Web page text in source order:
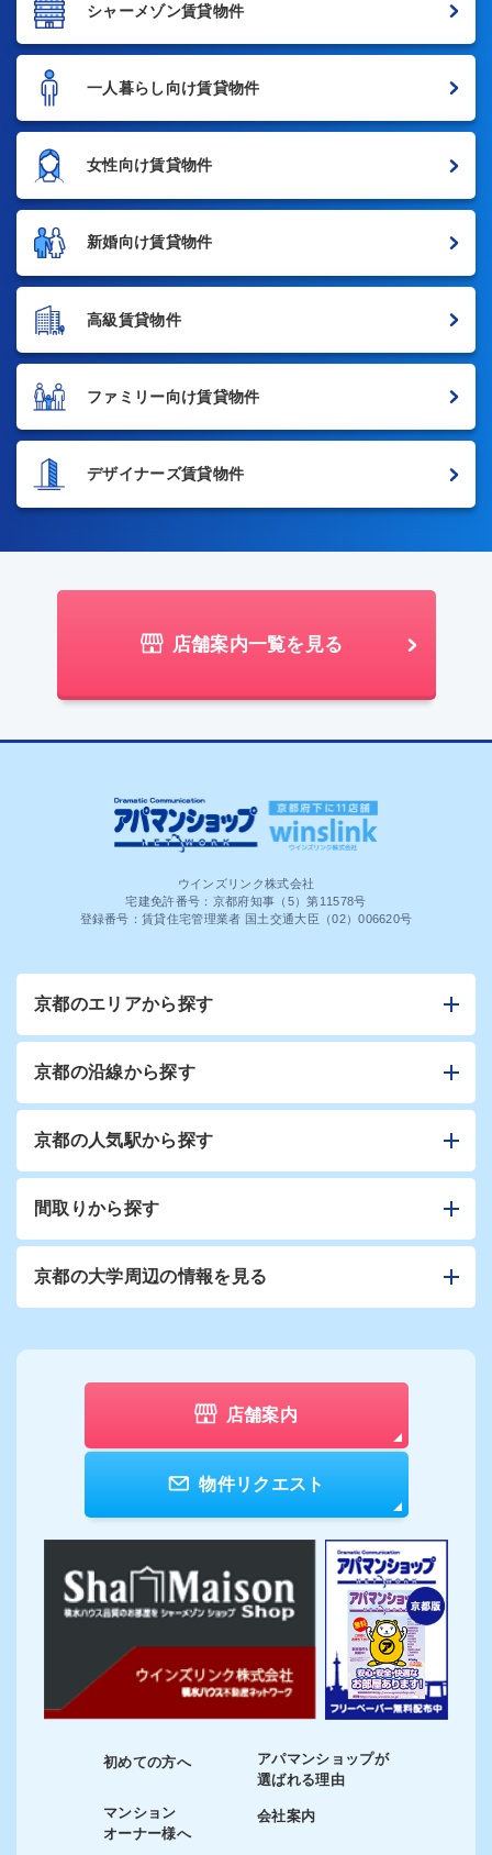
シャーメゾン賃貸物件
一人暮らし向け賃貸物件
女性向け賃貸物件
新婚向け賃貸物件
高級賃貸物件
ファミリー向け賃貸物件
デザイナーズ賃貸物件
店舗案内一覧を見る
ウインズリンク株式会社
宅建免許番号：京都府知事（5）第11578号
登録番号：賃貸住宅管理業者 国土交通大臣（02）006620号
京都のエリアから探す
京都の沿線から探す
京都の人気駅から探す
間取りから探す
京都の大学周辺の情報を見る
店舗案内
物件リクエスト
初めての方へ
マンション
オーナー様へ
アパマンショップが
選ばれる理由
会社案内